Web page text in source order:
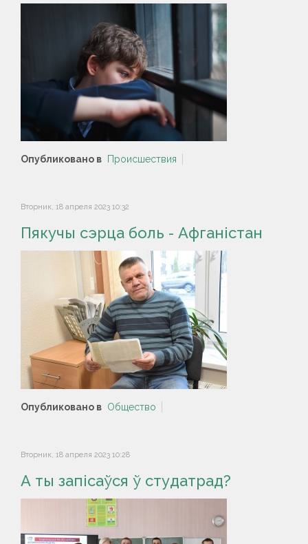
Опубликовано в Происшествия
Вторник, 18 апреля 2023 10:32
Пякучы сэрца боль - Афганістан
Опубликовано в Общество
Вторник, 18 апреля 2023 10:28
А ты запісаўся ў студатрад?